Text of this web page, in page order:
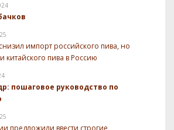
импорт российского пива, но
китайского пива в Россию
пошаговое руководство по
предложили ввести строгие